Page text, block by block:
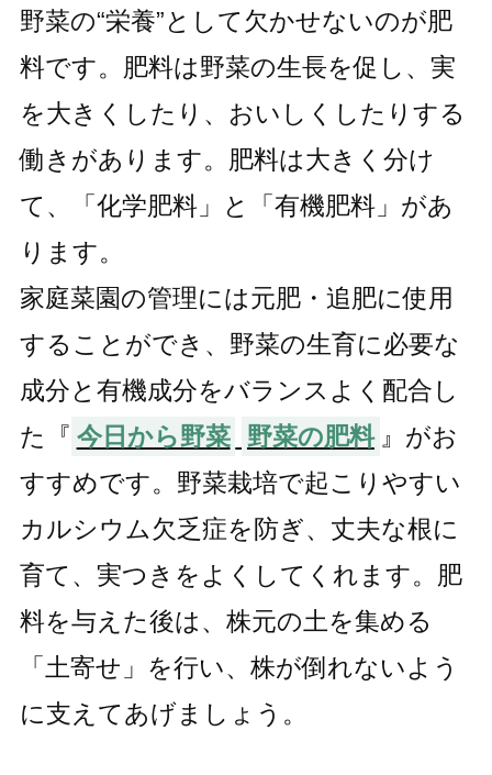
野菜の“栄養”として欠かせないのが肥
料です。肥料は野菜の生長を促し、実
を大きくしたり、おいしくしたりする
働きがあります。肥料は大きく分け
て、「化学肥料」と「有機肥料」があ
ります。
家庭菜園の管理には元肥・追肥に使用
することができ、野菜の生育に必要な
成分と有機成分をバランスよく配合し
た『 今日から野菜 野菜の肥料 』がお
すすめです。野菜栽培で起こりやすい
カルシウム欠乏症を防ぎ、丈夫な根に
育て、実つきをよくしてくれます。肥
料を与えた後は、株元の土を集める
「土寄せ」を行い、株が倒れないよう
に支えてあげましょう。